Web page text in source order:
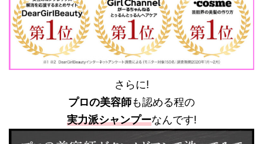
さらに!
プロの美容師も認める程の
実力派シャンプーなんです!